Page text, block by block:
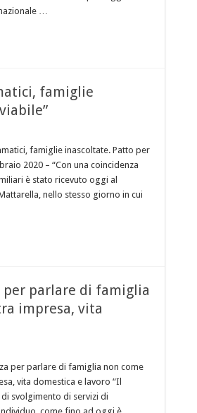
…
famiglie
famiglie inascoltate. Patto per
2020 – “Con una coincidenza
è stato ricevuto oggi al
nello stesso giorno in cui
per parlare di famiglia
impresa, vita
per parlare di famiglia non come
vita domestica e lavoro “Il
svolgimento di servizi di